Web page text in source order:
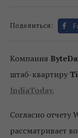
Поделиться:
Компания
штаб-квартиру
IndiaToday.
Согласно отчету
рассматривает